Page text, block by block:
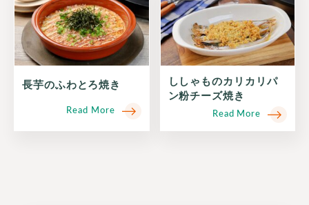
長芋のふわとろ焼き
Read More
ししゃものカリカリパ
ン粉チーズ焼き
Read More